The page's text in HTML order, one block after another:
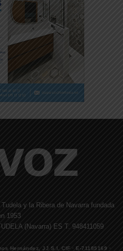
y la Ribera de Navarra fundada
1953
(Navarra) ES T. 948411059
Hernández, JJ S.I. CIF · E-71185169 ·